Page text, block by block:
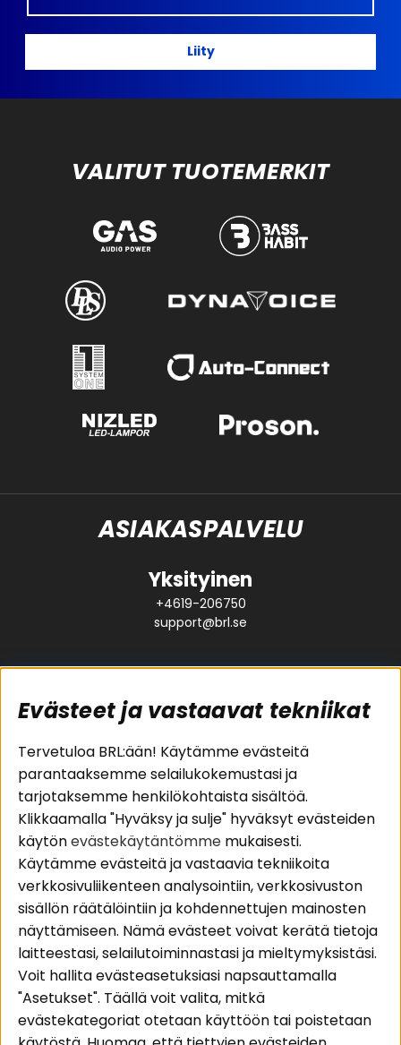
Liity
VALITUT TUOTEMERKIT
ASIAKASPALVELU
Yksityinen
+4619-206750
support@brl.se
Suositut sivut
Pakettiratkaisut
Autostereot
Kaiuttimet
Päätevahvistimet
Lisätarvikkeet
Kaapelit
Asiakaspalvelu
Evästeet
Huolto- ja
takuutiedot
Ostoehdot
Palautus
Tietosuojapolitiikka
Alueet
Autohifi
Kotihifi
Uutuudet
Seuraa meitä
Instagram
Facebook
Evästeet ja vastaavat tekniikat
Tervetuloa BRL:ään! Käytämme evästeitä
parantaaksemme selailukokemustasi ja
tarjotaksemme henkilökohtaista sisältöä.
Klikkaamalla "Hyväksy ja sulje" hyväksyt evästeiden
käytönevästekäytäntömme mukaisesti.
Käytämme evästeitä ja vastaavia tekniikoita
verkkosivuliikenteen analysointiin, verkkosivuston
sisällön räätälöintiin ja kohdennettujen mainosten
näyttämiseen. Nämä evästeet voivat kerätä tietoja
laitteestasi, selailutoiminnastasi ja mieltymyksistäsi.
Voit hallita evästeasetuksiasi napsauttamalla
"Asetukset". Täällä voit valita, mitkä
evästekategoriat otetaan käyttöön tai poistetaan